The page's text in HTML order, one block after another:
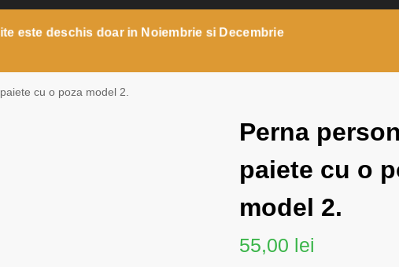
este deschis doar in Noiembrie si Decembrie
cu o poza model 2.
Perna
paiete cu o
model 2.
55,00 lei